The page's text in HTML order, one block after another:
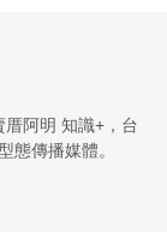
阿明 知識+，台
態傳播媒體。